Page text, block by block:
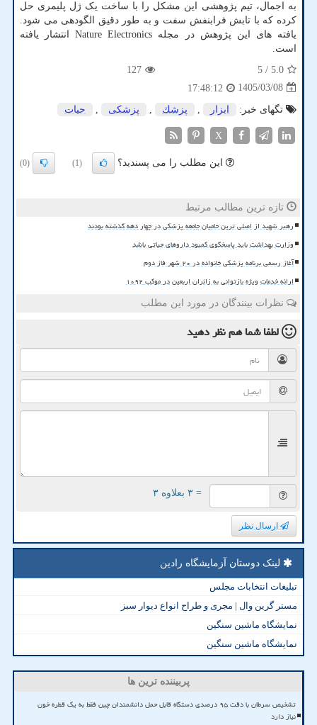
به اجمال، تیم پژوهشی این مشکل را با ساخت یک ژل پلیمری حل
کرده که با تابش فرابنفش سفت و به طور دقیق الگودهی می شود.
یافته های این پژوهش در مجله Nature Electronics انتشار یافته
است.
5.0
/ 5
127
1405/03/08
17:48:12
تگهای خبر:
ابزار , پزشك , پزشكی , حیات
X
این مطلب را می پسندید؟ (1)
(0)
تازه ترین مطالب مرتبط
رهبر شهید از اصلی ترین حامیان جامعه پزشکی در چهار دهه گذشته بودند
وزارت بهداشت باید پاسخگوی کمبود داروهای حیاتی باشد
آغاز رسمی برنامه پزشکی خانواده در ۲۰ شهر فاز دوم
ارائه خدمات ویژه بازتوانی به زائران اربعین در موکب ۱۰۹۲
نظرات بینندگان در مورد این مطلب
لطفا شما همنظر دهید
= ۳ بعلاوه ۳
ارسال نظر
لینک دوستان آزمایشگاه رادین
تبلیغات انتخابات مجلس
مستر گرین وال | مجری و طراح انواع دیوار سبز
نمایشگاه ماشین سنگین
نمایشگاه ماشین سنگین
پربیننده ترین ها
تشخیص سرطان با دقت ۹۵ درصدی دستگاه قابل حمل دانشمندان چین فقط به یک قطره خون
نیاز دارد